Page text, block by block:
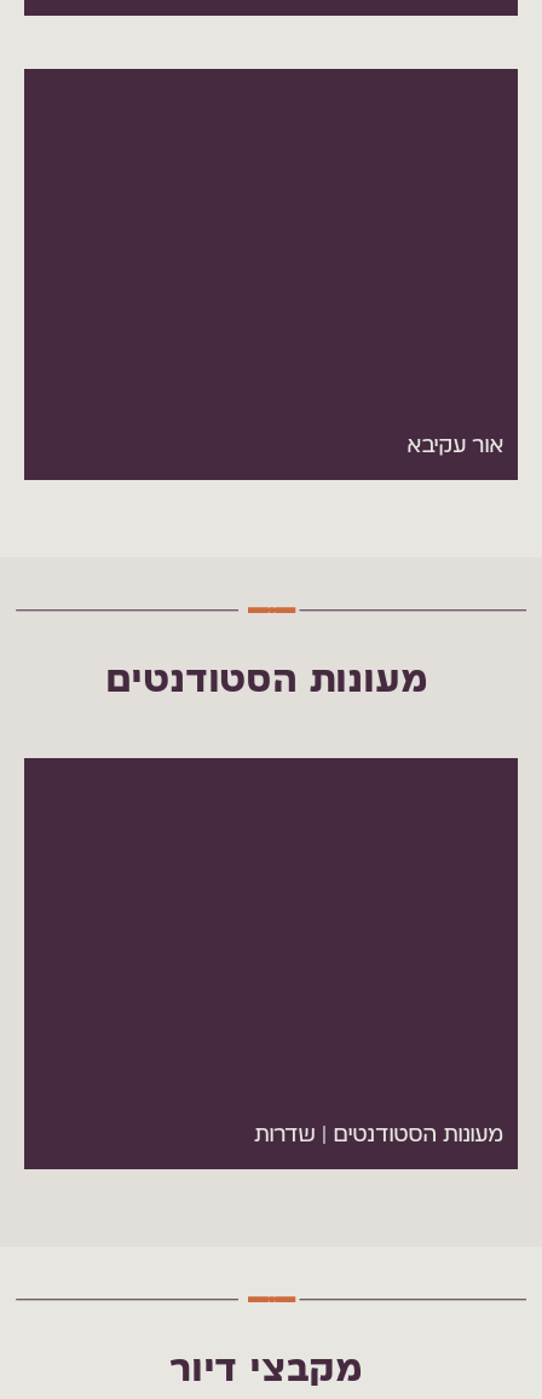
אור עקיבא
מעונות הסטודנטים
מעונות הסטודנטים | שדרות
מקבצי דיור